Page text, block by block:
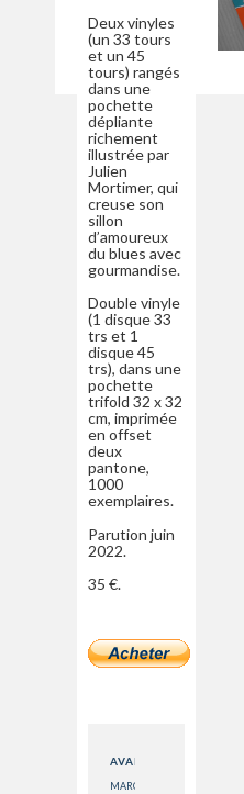
Deux vinyles
(un 33 tours
et un 45
tours) rangés
dans une
pochette
dépliante
richement
illustrée par
Julien
Mortimer, qui
creuse son
sillon
d’amoureux
du blues avec
gourmandise.
Double vinyle
(1 disque 33
trs et 1
disque 45
trs), dans une
pochette
trifold 32 x 32
cm, imprimée
en offset
deux
pantone,
1000
exemplaires.
Parution juin
2022.
35 €.
AVANT
MARCO